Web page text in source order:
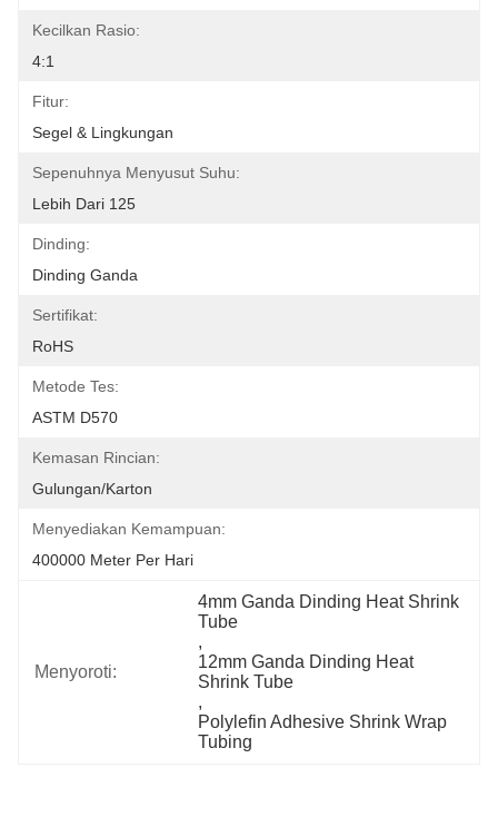
Kecilkan Rasio:
4:1
Fitur:
Segel & Lingkungan
Sepenuhnya Menyusut Suhu:
Lebih Dari 125
Dinding:
Dinding Ganda
Sertifikat:
RoHS
Metode Tes:
ASTM D570
Kemasan Rincian:
Gulungan/Karton
Menyediakan Kemampuan:
400000 Meter Per Hari
Menyoroti:
4mm Ganda Dinding Heat Shrink
Tube
,
12mm Ganda Dinding Heat
Shrink Tube
,
Polylefin Adhesive Shrink Wrap
Tubing